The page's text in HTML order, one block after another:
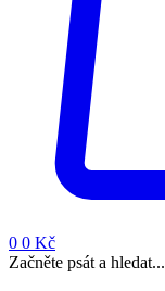
0 0 Kč
Začněte psát a hledat...